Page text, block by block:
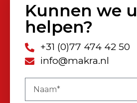
Kunnen we u
helpen?
+31 (0)77 474 42 50
info@makra.nl